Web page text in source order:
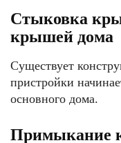
Стыковка
крышей дома
Существует
пристройки
основного дома.
Примыкание